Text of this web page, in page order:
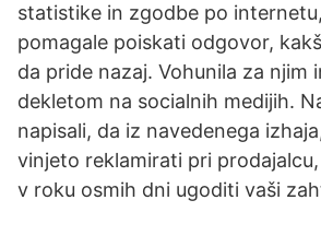
statistike in zgodbe po
pomagale poiskati odgovor,
da pride nazaj. Vohunila za njim
dekletom na socialnih medijih.
napisali, da iz navedenega
vinjeto reklamirati pri
v roku osmih dni ugoditi vaši